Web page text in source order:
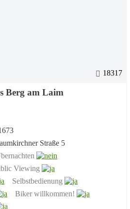
18317
Berg am Laim
Straße 5
Viewing
Selbstbedienung
Biker willkommen!